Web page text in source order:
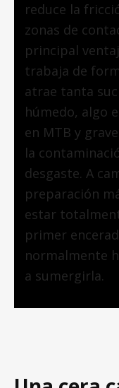
reduce la
zonas de
principal
trabaja de
atrae tanta
húmedo, algo
en MTB y
la
desgaste. A
preparación
estar
primer
normalmente
a sumergirla.